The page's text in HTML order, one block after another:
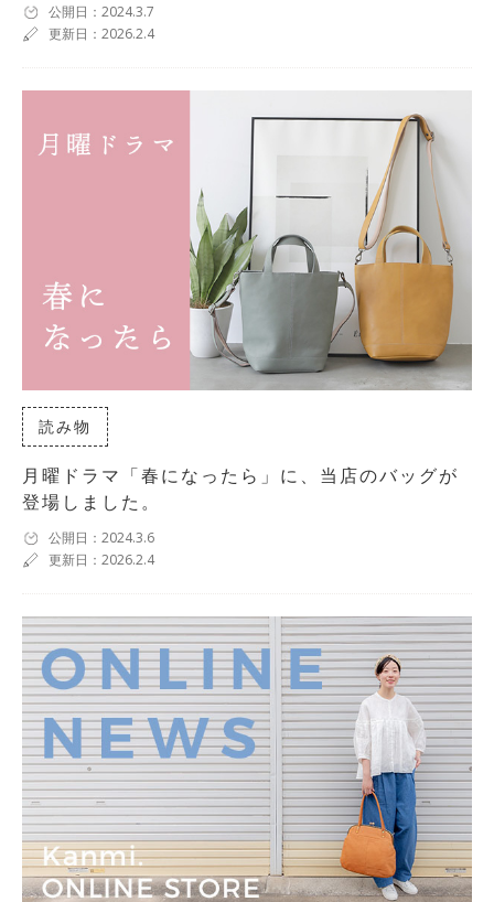
公開日：2024.3.7
更新日：2026.2.4
読み物
月曜ドラマ「春になったら」に、当店のバッグが
登場しました。
公開日：2024.3.6
更新日：2026.2.4